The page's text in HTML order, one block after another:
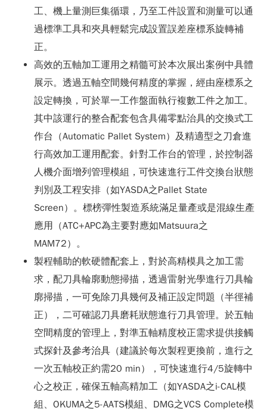
工、機上量測巨集循環，乃至工件設置和測量可以通
過標準工具和夾具輕鬆完成設置誤差座標系旋轉補
正。
高效的五軸加工運用之精髓可於本次展出案例中具體
展示。透過五軸空間幾何精度的掌握，經由座標系之
設定轉換，可於單一工作盤面執行複數工件之加工。
其中該運行的整合配套包含具備零點治具的交換式工
作台（Automatic Pallet System）及精適型之刀倉進
行高效加工運用配套。針對工作台的管理，於控制器
人機介面增列管理模組，可快速進行工件交換台狀態
判別及工程安排（如YASDA之Pallet State
Screen）。標榜彈性製造系統滿足量產或是混線生產
應用（ATC+APC為主要對應如Matsuura之
MAM72）。
製程輔助的軟硬體配套上，對於高精模具之加工需
求，配刀具輪廓動態掃描，透過雷射光學進行刀具輪
廓掃描，一可免除刀具幾何及補正設定問題（半徑補
正），二可確認刀具磨耗狀態進行刀具管理。於五軸
空間精度的管理上，對準五軸精度校正需求提供接觸
式探針及參考治具（建議於每次製程更換前，進行之
一次五軸校正約需20 min），可快速進行4/5旋轉中
心之校正，確保五軸高精加工（如YASDA之i-CAL模
組、OKUMA之5-AATS模組、DMG之VCS Complete模